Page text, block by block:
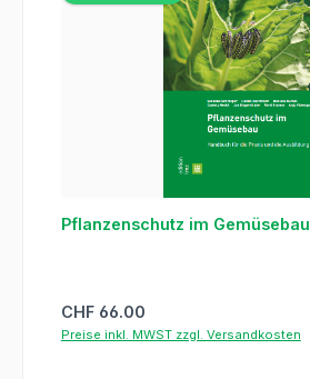
Pflanzenschutz im Gemüsebau
Regulärer Preis:
CHF 66.00
Preise inkl. MWST zzgl. Versandkosten